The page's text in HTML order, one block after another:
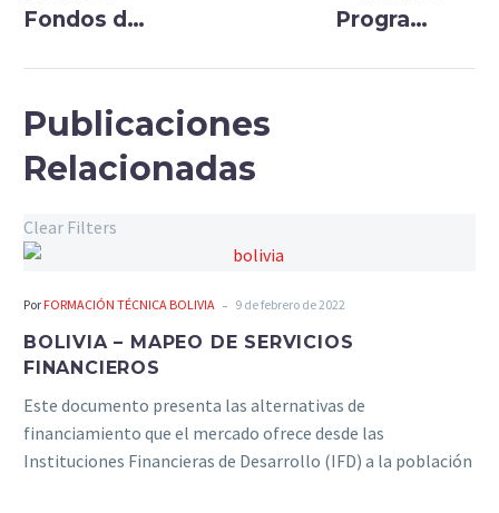
Fondos de
Programa
microempresas
Publicaciones
Relacionadas
Clear Filters
Por FORMACIÓN TÉCNICA BOLIVIA - 9 de febrero de 2022
BOLIVIA – MAPEO DE SERVICIOS
FINANCIEROS
Este documento presenta las alternativas de
financiamiento que el mercado ofrece desde las
Instituciones Financieras de Desarrollo (IFD) a la población